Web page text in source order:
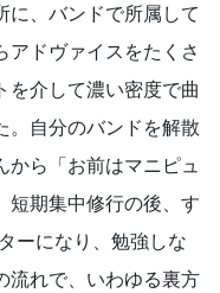
に、バンドで所属して
アドヴァイスをたくさ
を介して濃い密度で曲
。自分のバンドを解散
から「お前はマニピュ
短期集中修行の後、す
ーになり、勉強しな
流れで、いわゆる裏方